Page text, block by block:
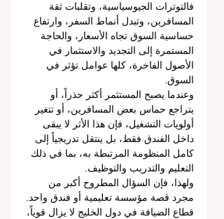
فالتوترات الجيوسياسية، وتقلبات ثقة
المسافرين، وتبدل أنماط السفر، وارتفاع
حساسية السوق تجاه الأسعار، والحاجة
المستمرة إلى التجديد والاستثمار في
الأصول الفاخرة، كلها عوامل تؤثر في
السوق.
وعندما يصبح المستثمر أكثر حذراً، أو
يتراجع حماس بعض المسافرين، أو تتغير
أولويات التشغيل، فإن هذا الأثر لا يبقى
داخل الفندق فقط، بل ينتقل تدريجياً إلى
كامل المنظومة المرتبطة به، بما في ذلك
التعليم والتدريب والتوظيف.
ولهذا، فإن السؤال المطروح أكبر من
مجرد قصة مؤسسة تعليمية أو فندق واحد.
قطاع الضيافة في دول الخليج لا يزال قوياً،